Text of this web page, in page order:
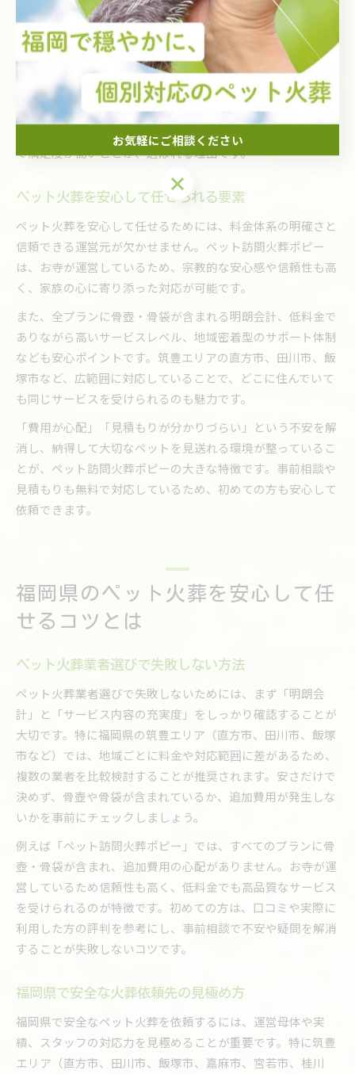
フの説明が丁寧であることです。ペット訪問火葬ポピーは、
こうしたポイントをすべて網羅しており、初めての方でも安
心して依頼できます。
また、「事前相談がしやすく、不安な点も丁寧に説明しても
らえた」「自宅で落ち着いてお別れできた」など、具体的な
体験談も多く寄せられています。費用面・サービス面の両方
で満足度が高いことが、選ばれる理由です。
ペット火葬を安心して任せられる要素
ペット火葬を安心して任せるためには、料金体系の明確さと
信頼できる運営元が欠かせません。ペット訪問火葬ポピー
は、お寺が運営しているため、宗教的な安心感や信頼性も高
く、家族の心に寄り添った対応が可能です。
また、全プランに骨壺・骨袋が含まれる明朗会計、低料金で
ありながら高いサービスレベル、地域密着型のサポート体制
なども安心ポイントです。筑豊エリアの直方市、田川市、飯
塚市など、広範囲に対応していることで、どこに住んでいて
も同じサービスを受けられるのも魅力です。
「費用が心配」「見積もりが分かりづらい」という不安を解
消し、納得して大切なペットを見送れる環境が整っているこ
とが、ペット訪問火葬ポピーの大きな特徴です。事前相談や
見積もりも無料で対応しているため、初めての方も安心して
依頼できます。
福岡県のペット火葬を安心して任
せるコツとは
ペット火葬業者選びで失敗しない方法
ペット火葬業者選びで失敗しないためには、まず「明朗会
計」と「サービス内容の充実度」をしっかり確認することが
大切です。特に福岡県の筑豊エリア（直方市、田川市、飯塚
市など）では、地域ごとに料金や対応範囲に差があるため、
複数の業者を比較検討することが推奨されます。安さだけで
決めず、骨壺や骨袋が含まれているか、追加費用が発生しな
いかを事前にチェックしましょう。
例えば「ペット訪問火葬ポピー」では、すべてのプランに骨
壺・骨袋が含まれ、追加費用の心配がありません。お寺が運
営しているため信頼性も高く、低料金でも高品質なサービス
を受けられるのが特徴です。初めての方は、口コミや実際に
利用した方の評判を参考にし、事前相談で不安や疑問を解消
することが失敗しないコツです。
福岡県で安全な火葬依頼先の見極め方
福岡県で安全なペット火葬を依頼するには、運営母体や実
績、スタッフの対応力を見極めることが重要です。特に筑豊
エリア（直方市、田川市、飯塚市、嘉麻市、宮若市、桂川
お気軽にご相談ください
お気軽にご相談ください